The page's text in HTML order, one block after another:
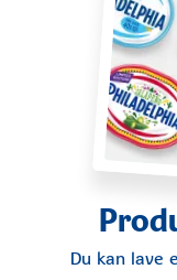
Du kan lave